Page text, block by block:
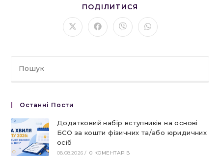
ПОДІЛИТИСЯ
ЦИМ
ВМІСТОМ
Відкрити
в
Відкрити
в
Відкрити
в
Відкрити
в
Останні Пости
Додатковий набір вступників на основі
БСО за кошти фізичних та/або юридичних
осіб
08.08.2026 / 0 КОМЕНТАРІВ